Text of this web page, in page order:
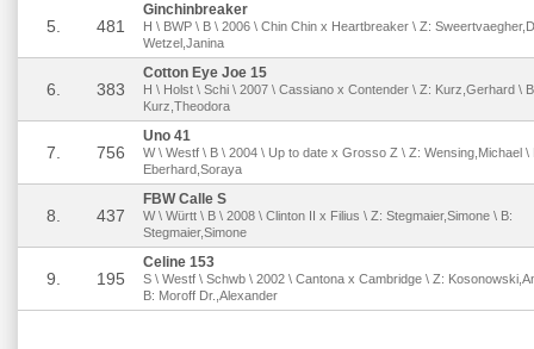
5. 481
Ginchinbreaker
H \ BWP \ B \ 2006 \ Chin Chin x Heartbreaker \ Z:
Wetzel,Janina
6. 383
Cotton Eye Joe 15
H \ Holst \ Schi \ 2007 \ Cassiano x Contender \ Z: Kurz,Gerhard \
Kurz,Theodora
7. 756
Uno 41
W \ Westf \ B \ 2004 \ Up to date x Grosso Z \ Z: Wensing,Michael \
Eberhard,Soraya
8. 437
FBW Calle S
W \ Württ \ B \ 2008 \ Clinton II x Filius \ Z: Stegmaier,Simone \ B:
Stegmaier,Simone
9. 195
Celine 153
S \ Westf \ Schwb \ 2002 \ Cantona x Cambridge \ Z:
B: Moroff Dr.,Alexander